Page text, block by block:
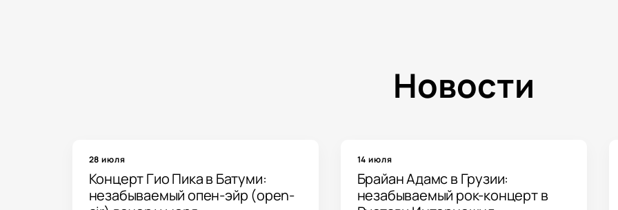
Новости
28 июля
Концерт Гио Пика в Батуми:
незабываемый опен-эйр (open-
14 июля
Брайан Адамс в Грузии:
незабываемый рок-концерт в